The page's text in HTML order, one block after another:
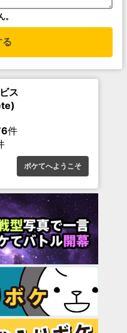
る
ス
件
ボケてへようこそ